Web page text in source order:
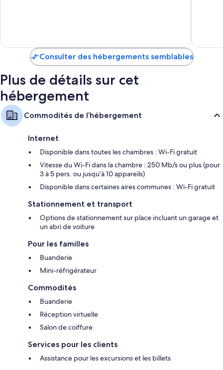
Consulter des hébergements semblables
Plus de détails sur cet
hébergement
Commodités de l’hébergement
Internet
Disponible dans toutes les chambres : Wi-Fi gratuit
Vitesse du Wi-Fi dans la chambre : 250 Mb/s ou plus (pour
3 à 5 pers. ou jusqu’à 10 appareils)
Disponible dans certaines aires communes : Wi-Fi gratuit
Stationnement et transport
Options de stationnement sur place incluant un garage et
un abri de voiture
Pour les familles
Buanderie
Mini-réfrigérateur
Commodités
Buanderie
Réception virtuelle
Salon de coiffure
Services pour les clients
Assistance pour les excursions et les billets